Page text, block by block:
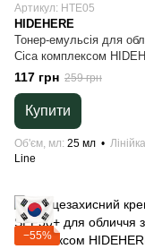
Артикул: HTE05
HIDEHERE
Тонер-емульсія для
Сica комплексом
корейська косметика,
формат
117 грн 259 грн
Купити
Об'єм, мл 25 мл Лінійка
Line
−55%